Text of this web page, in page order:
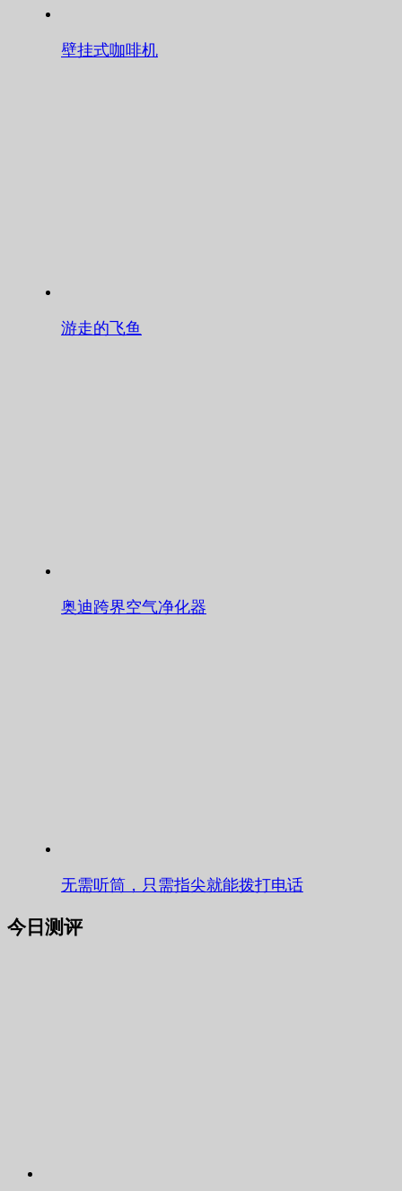
壁挂式咖啡机
游走的飞鱼
奥迪跨界空气净化器
无需听筒，只需指尖就能拨打电话
今日测评